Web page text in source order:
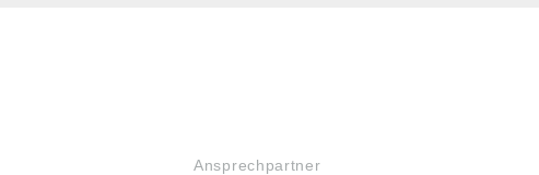
Ansprechpartner